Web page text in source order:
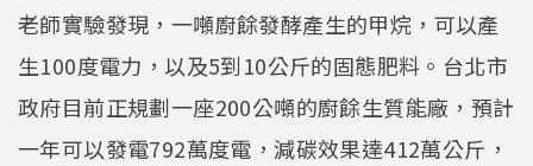
老師實驗發現，一噸廚餘發酵產生的甲烷，可以產
生100度電力，以及5到10公斤的固態肥料。台北市
政府目前正規劃一座200公噸的廚餘生質能廠，預計
一年可以發電792萬度電，減碳效果達412萬公斤，